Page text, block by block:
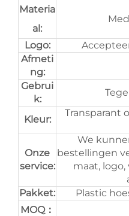
Materia
al:
Logo:
Afmeti
ng:
Gebrui
k:
Kleur:
Transparant
Onze
service:
We
bestellingen
maat,
Pakket:
Plastic
MOQ：